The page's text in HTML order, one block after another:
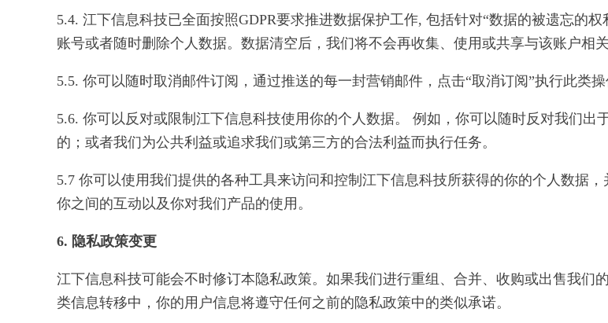
5.4. 江下信息科技已全面按照GDPR要求推进数据保护工作, 包括针对“数据的被遗忘的
账号或者随时删除个人数据。数据清空后，我们将不会再收集、使用或共享与该账户相关
5.5. 你可以随时取消邮件订阅，通过推送的每一封营销邮件，点击“取消订阅”执行此类操
5.6. 你可以反对或限制江下信息科技使用你的个人数据。 例如，你可以随时反对我们出
的；或者我们为公共利益或追求我们或第三方的合法利益而执行任务。
5.7 你可以使用我们提供的各种工具来访问和控制江下信息科技所获得的你的个人数据
你之间的互动以及你对我们产品的使用。
6. 隐私政策变更
江下信息科技可能会不时修订本隐私政策。如果我们进行重组、合并、收购或出售我们
类信息转移中，你的用户信息将遵守任何之前的隐私政策中的类似承诺。